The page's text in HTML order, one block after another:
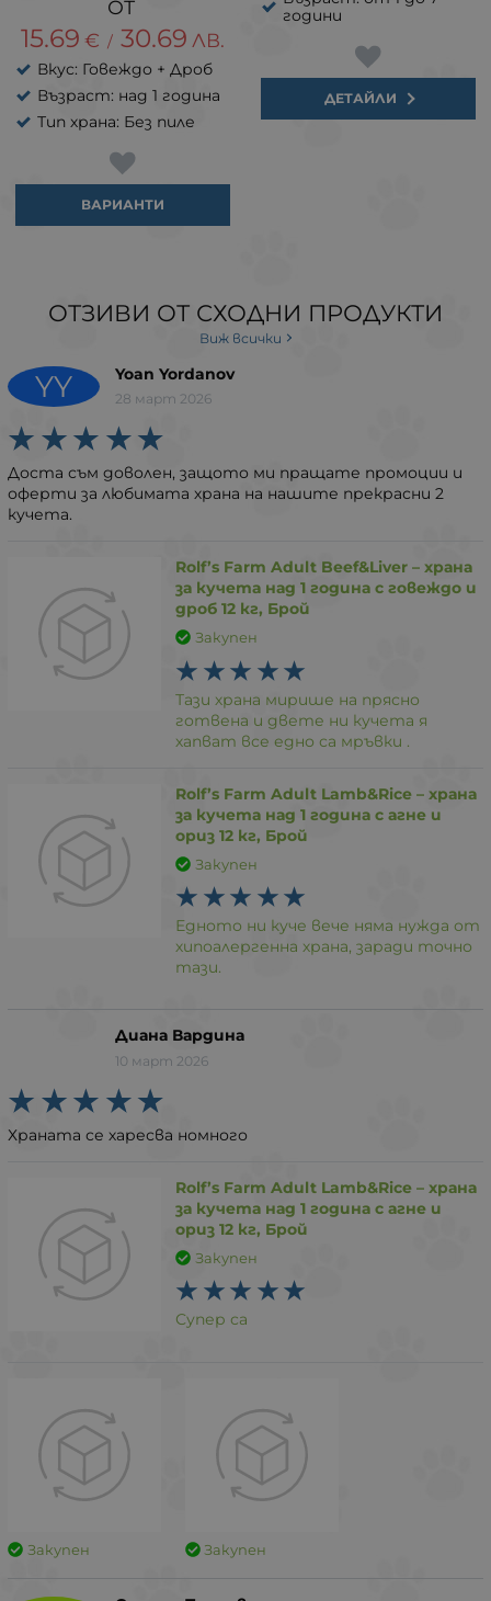
15.69 € / 30.69 ЛВ.
Вкус: Говеждо + Дроб
Възраст: над 1 година
Тип храна: Без пиле
ВАРИАНТИ
години
ДЕТАЙЛИ
ОТЗИВИ ОТ СХОДНИ ПРОДУКТИ
Виж всички
YY Yoan Yordanov
28 март 2026
Доста съм доволен, защото ми пращате промоции и
оферти за любимата храна на нашите прекрасни 2
кучета.
Rolf’s Farm Adult Beef&Liver – храна
за кучета над 1 година с говеждо и
дроб 12 кг, Брой
Закупен
Тази храна мирише на прясно
готвена и двете ни кучета я
хапват все едно са мръвки .
Rolf’s Farm Adult Lamb&Rice – храна
за кучета над 1 година с агне и
ориз 12 кг, Брой
Закупен
Едното ни куче вече няма нужда от
хипоалергенна храна, заради точно
тази.
Диана Вардина
10 март 2026
Храната се харесва номного
Rolf’s Farm Adult Lamb&Rice – храна
за кучета над 1 година с агне и
ориз 12 кг, Брой
Закупен
Супер са
Закупен Закупен